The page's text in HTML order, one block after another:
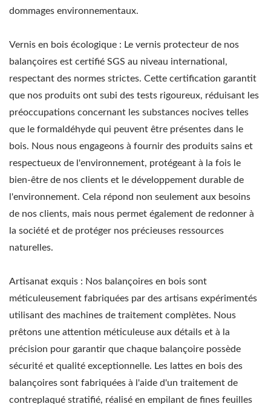
dommages environnementaux.
Vernis en bois écologique : Le vernis protecteur de nos
balançoires est certifié SGS au niveau international,
respectant des normes strictes. Cette certification garantit
que nos produits ont subi des tests rigoureux, réduisant les
préoccupations concernant les substances nocives telles
que le formaldéhyde qui peuvent être présentes dans le
bois. Nous nous engageons à fournir des produits sains et
respectueux de l'environnement, protégeant à la fois le
bien-être de nos clients et le développement durable de
l'environnement. Cela répond non seulement aux besoins
de nos clients, mais nous permet également de redonner à
la société et de protéger nos précieuses ressources
naturelles.
Artisanat exquis : Nos balançoires en bois sont
méticuleusement fabriquées par des artisans expérimentés
utilisant des machines de traitement complètes. Nous
prêtons une attention méticuleuse aux détails et à la
précision pour garantir que chaque balançoire possède
sécurité et qualité exceptionnelle. Les lattes en bois des
balançoires sont fabriquées à l'aide d'un traitement de
contreplaqué stratifié, réalisé en empilant de fines feuilles